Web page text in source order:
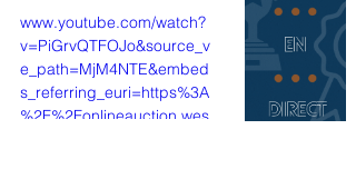
www.youtube.com/watch?
v=PiGrvQTFOJo&source_v
e_path=MjM4NTE&embed
s_referring_euri=https%3A
%2F%2Fonlineauction.wes